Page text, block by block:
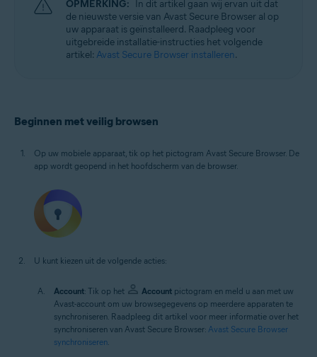
OPMERKING: In dit artikel gaan wij ervan uit dat
de nieuwste versie van Avast Secure Browser al op
uw apparaat is geïnstalleerd. Raadpleeg voor
uitgebreide installatie-instructies het volgende
artikel: Avast Secure Browser installeren.
Beginnen met veilig browsen
Op uw mobiele apparaat, tik op het pictogram Avast Secure Browser. De
app wordt geopend in het hoofdscherm van de browser.
U kunt kiezen uit de volgende acties:
Account: Tik op het Account pictogram en meld u aan met uw
Avast-account om uw browsegegevens op meerdere apparaten te
synchroniseren. Raadpleeg dit artikel voor meer informatie over het
synchroniseren van Avast Secure Browser: Avast Secure Browser
synchroniseren.